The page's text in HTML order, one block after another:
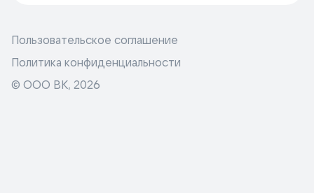
Пользовательское соглашение
Политика конфиденциальности
© ООО ВК, 2026